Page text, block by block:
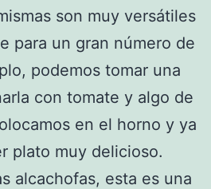
son muy versátiles
para un gran número de
podemos tomar una
con tomate y algo de
en el horno y ya
plato muy delicioso.
alcachofas, esta es una